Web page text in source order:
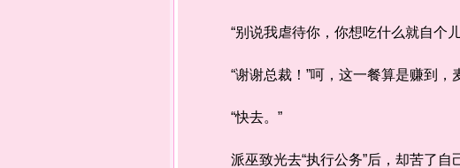
“别说我虐待你，你想吃什么就自个儿
“谢谢总裁！”呵，这一餐算是赚到，
“快去。”
派巫致光去“执行公务”后，却苦了自